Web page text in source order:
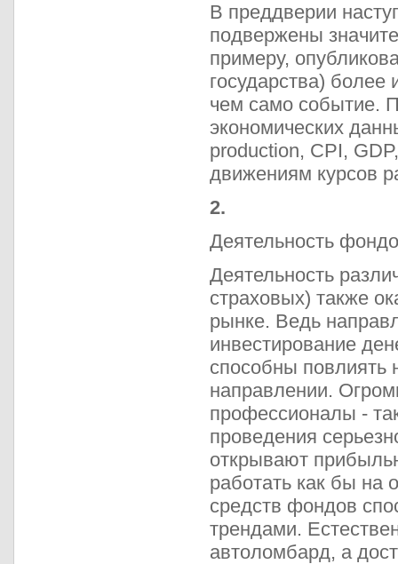
В преддверии
подвержены
примеру,
государства) более
чем само событие.
экономических
production, CPI,
движениям курсов
2.
Деятельность
Деятельность
страховых) также
рынке. Ведь
инвестирование
способны повлиять
направлении.
профессионалы -
проведения
открывают
работать как бы на
средств фондов
трендами.
автоломбард, а